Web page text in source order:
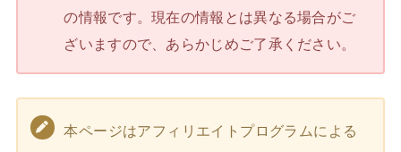
の情報です。現在の情報とは異なる場合がご
ざいますので、あらかじめご了承ください。
本ページはアフィリエイトプログラムによる